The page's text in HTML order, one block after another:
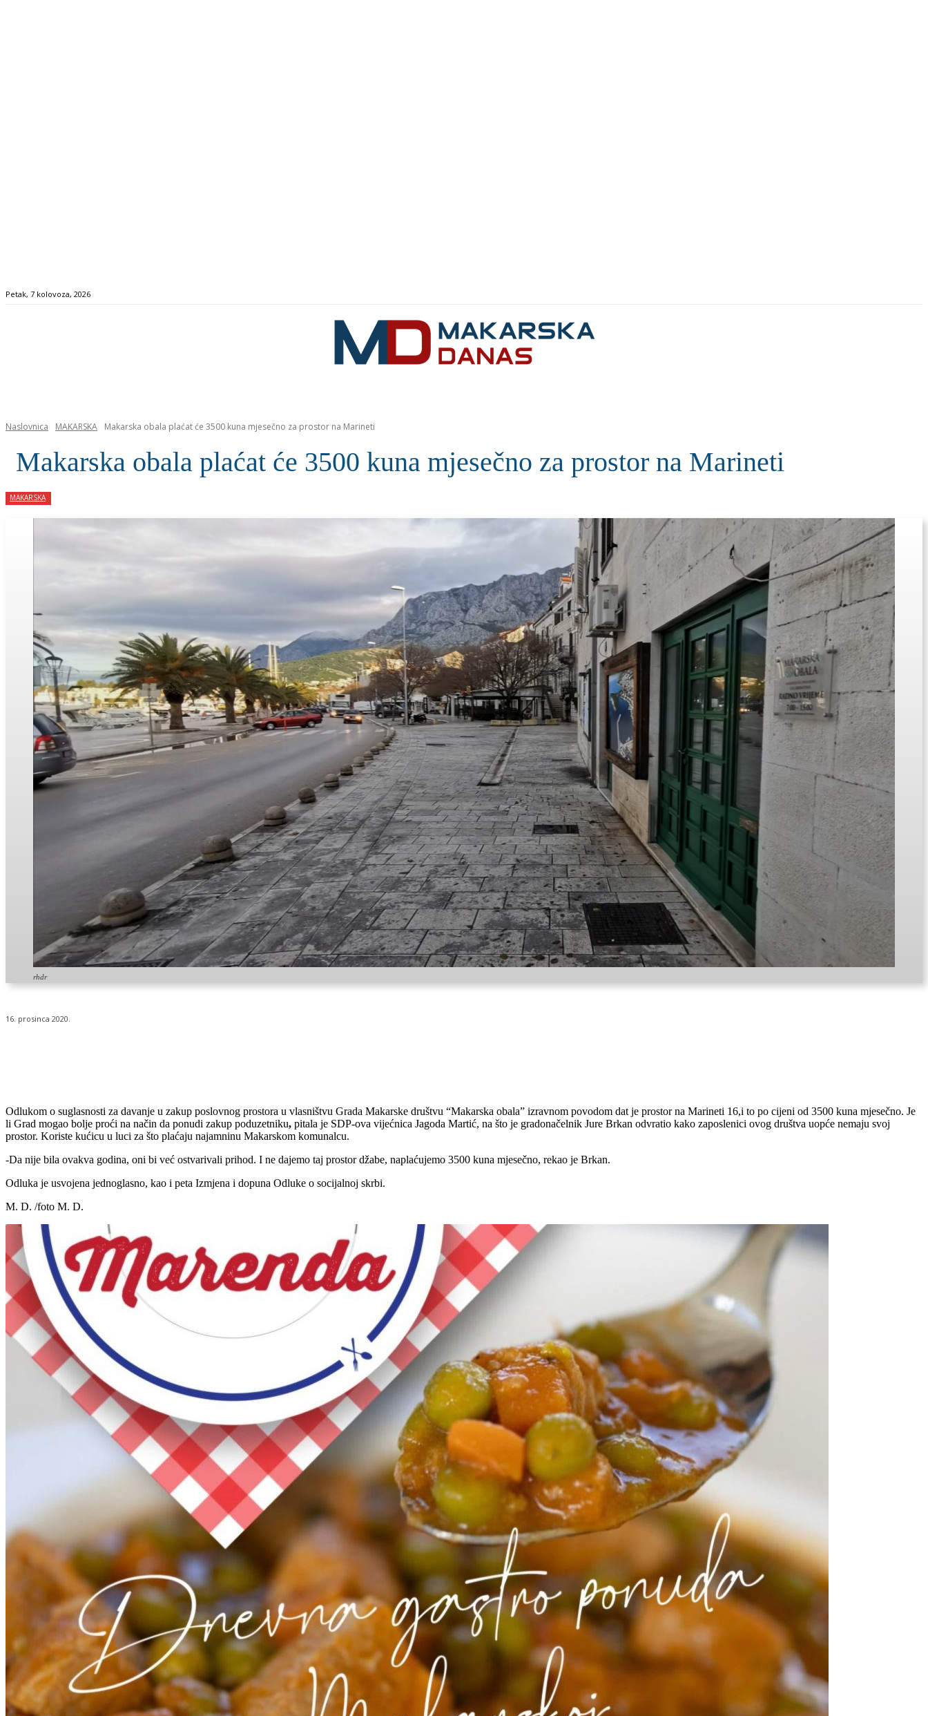
Petak, 7 kolovoza, 2026
Naslovnica MAKARSKA Makarska obala plaćat će 3500 kuna mjesečno za prostor na Marineti
Makarska obala plaćat će 3500 kuna mjesečno za prostor na Marineti
MAKARSKA
rhdr
16. prosinca 2020.
Odlukom o suglasnosti za davanje u zakup poslovnog prostora u vlasništvu Grada Makarske društvu “Makarska obala” izravnom povodom dat je prostor na Marineti 16,i to po cijeni od 3500 kuna mjesečno. Je
li Grad mogao bolje proći na način da ponudi zakup poduzetniku, pitala je SDP-ova vijećnica Jagoda Martić, na što je gradonačelnik Jure Brkan odvratio kako zaposlenici ovog društva uopće nemaju svoj
prostor. Koriste kućicu u luci za što plaćaju najamninu Makarskom komunalcu.
-Da nije bila ovakva godina, oni bi već ostvarivali prihod. I ne dajemo taj prostor džabe, naplaćujemo 3500 kuna mjesečno, rekao je Brkan.
Odluka je usvojena jednoglasno, kao i peta Izmjena i dopuna Odluke o socijalnoj skrbi.
M. D. /foto M. D.